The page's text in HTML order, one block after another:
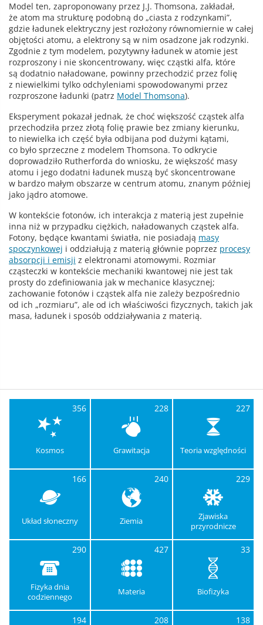
Model ten, zaproponowany przez J.J. Thomsona, zakładał,
że atom ma strukturę podobną do „ciasta z rodzynkami”,
gdzie ładunek elektryczny jest rozłożony równomiernie w całej
objętości atomu, a elektrony są w nim osadzone jak rodzynki.
Zgodnie z tym modelem, pozytywny ładunek w atomie jest
rozproszony i nie skoncentrowany, więc cząstki alfa, które
są dodatnio naładowane, powinny przechodzić przez folię
z niewielkimi tylko odchyleniami spowodowanymi przez
rozproszone ładunki (patrz Model Thomsona).
Eksperyment pokazał jednak, że choć większość cząstek alfa
przechodziła przez złotą folię prawie bez zmiany kierunku,
to niewielka ich część była odbijana pod dużymi kątami,
co było sprzeczne z modelem Thomsona. To odkrycie
doprowadziło Rutherforda do wniosku, że większość masy
atomu i jego dodatni ładunek muszą być skoncentrowane
w bardzo małym obszarze w centrum atomu, znanym później
jako jądro atomowe.
W kontekście fotonów, ich interakcja z materią jest zupełnie
inna niż w przypadku ciężkich, naładowanych cząstek alfa.
Fotony, będące kwantami światła, nie posiadają masy
spoczynkowej i oddziałują z materią głównie poprzez procesy
absorpcji i emisji z elektronami atomowymi. Rozmiar
cząsteczki w kontekście mechaniki kwantowej nie jest tak
prosty do zdefiniowania jak w mechanice klasycznej;
zachowanie fotonów i cząstek alfa nie zależy bezpośrednio
od ich „rozmiaru”, ale od ich właściwości fizycznych, takich jak
masa, ładunek i sposób oddziaływania z materią.
356
Kosmos
228
Grawitacja
227
Teoria względności
166
Układ słoneczny
240
Ziemia
229
Zjawiska
przyrodnicze
290
Fizyka dnia
codziennego
427
Materia
33
Biofizyka
194 208 138